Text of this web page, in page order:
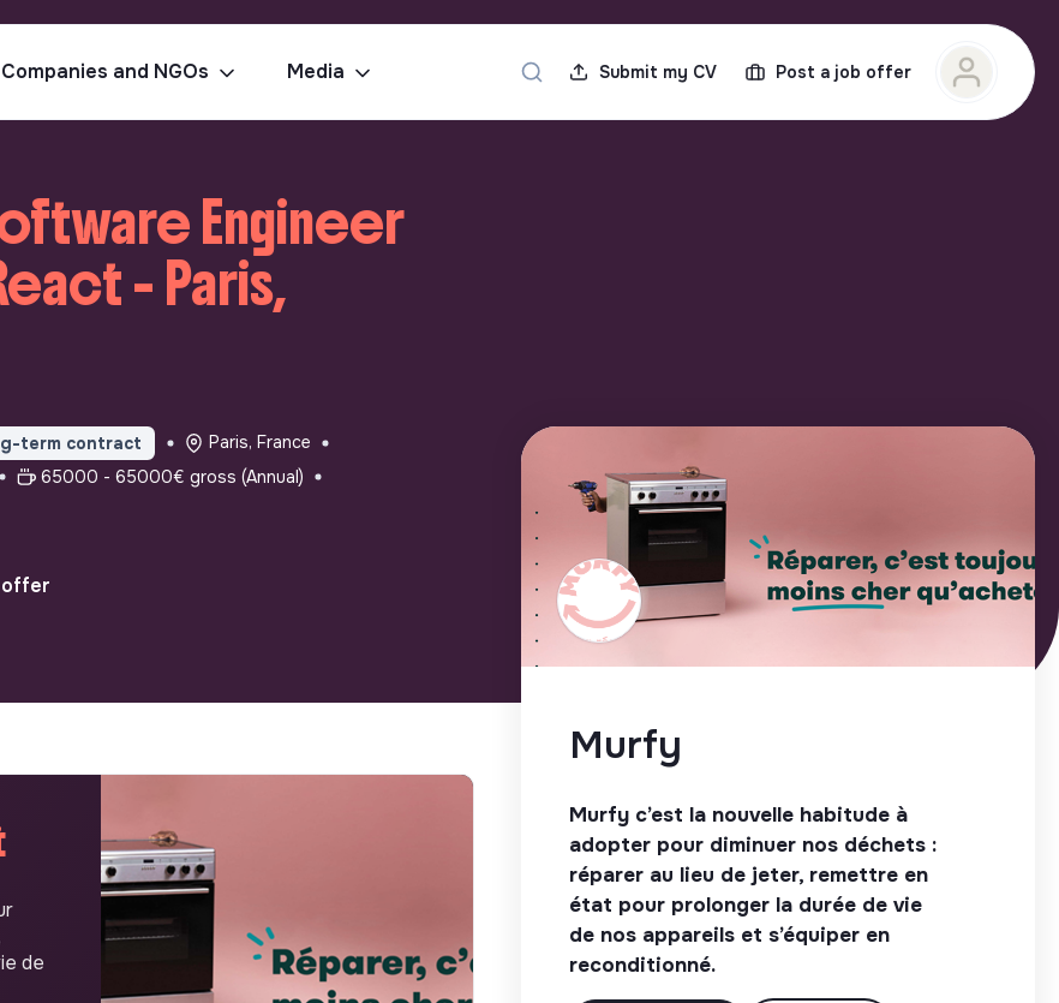
Companies and NGOs Media Submit my CV Post a job offer
Engineer
- Paris,
term contract
Paris, France
65000 - 65000€ gross (Annual)
de
Murfy
Murfy c’est la nouvelle habitude à
adopter pour diminuer nos déchets :
réparer au lieu de jeter, remettre en
état pour prolonger la durée de vie
de nos appareils et s’équiper en
reconditionné.